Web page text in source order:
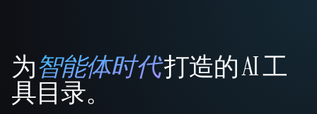
That AI Collection
为智能体时代打造的 AI 工
具目录。